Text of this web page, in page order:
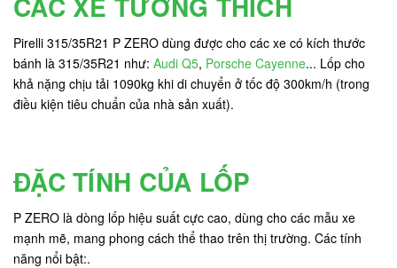
Pirelli 315/35R21 P ZERO dùng được cho các xe có kích thước
bánh là 315/35R21 như: Audi Q5, Porsche Cayenne... Lốp cho
khả nặng chịu tải 1090kg khi di chuyển ở tốc độ 300km/h (trong
điều kiện tiêu chuẩn của nhà sản xuất).
ĐẶC TÍNH CỦA LỐP
P ZERO là dòng lốp hiệu suất cực cao, dùng cho các mẫu xe
mạnh mẽ, mang phong cách thể thao trên thị trường. Các tính
năng nổi bật:.